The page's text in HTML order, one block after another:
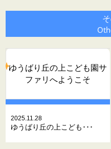
ゆうばり丘の上こども園サ
ファリへようこそ
2025.11.28
ゆうばり丘の上こども･･･